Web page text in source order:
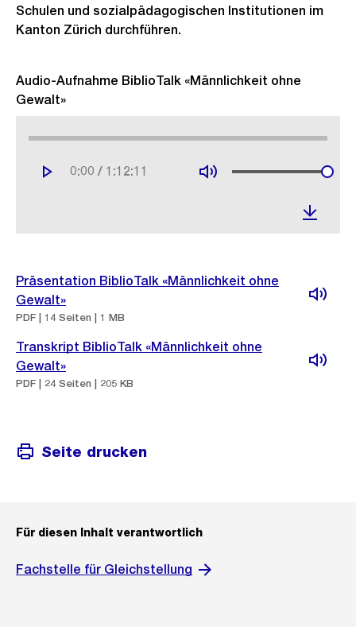
Schulen und sozialpädagogischen Institutionen im
Kanton Zürich durchführen.
Audio-Aufnahme BiblioTalk «Männlichkeit ohne
Gewalt»
/
Präsentation BiblioTalk «Männlichkeit ohne
Gewalt»
PDF | 14 Seiten | 1 MB
Transkript BiblioTalk «Männlichkeit ohne
Gewalt»
PDF | 24 Seiten | 205 KB
Seite drucken
Für diesen Inhalt verantwortlich
Fachstelle für Gleichstellung